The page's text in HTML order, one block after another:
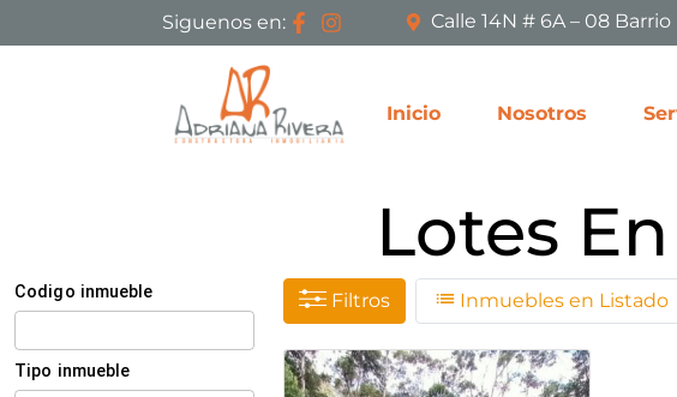
Siguenos en: Calle 14N # 6A – 08
Inicio Nosotros
Lotes
Filtros Inmuebles en Listado